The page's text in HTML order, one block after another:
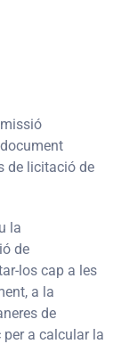
de licitació de
la
de
los cap a les
a la
de
a calcular la